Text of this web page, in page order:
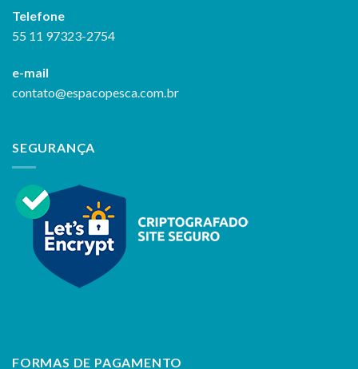
Telefone
55 11 97323-2754
e-mail
contato@espacopesca.com.br
SEGURANÇA
FORMAS DE PAGAMENTO